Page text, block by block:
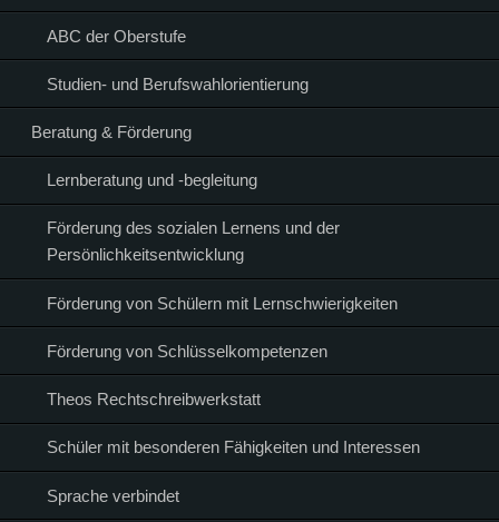
ABC der Oberstufe
Studien- und Berufswahlorientierung
Beratung & Förderung
Lernberatung und -begleitung
Förderung des sozialen Lernens und der
Persönlichkeitsentwicklung
Förderung von Schülern mit Lernschwierigkeiten
Förderung von Schlüsselkompetenzen
Theos Rechtschreibwerkstatt
Schüler mit besonderen Fähigkeiten und Interessen
Sprache verbindet